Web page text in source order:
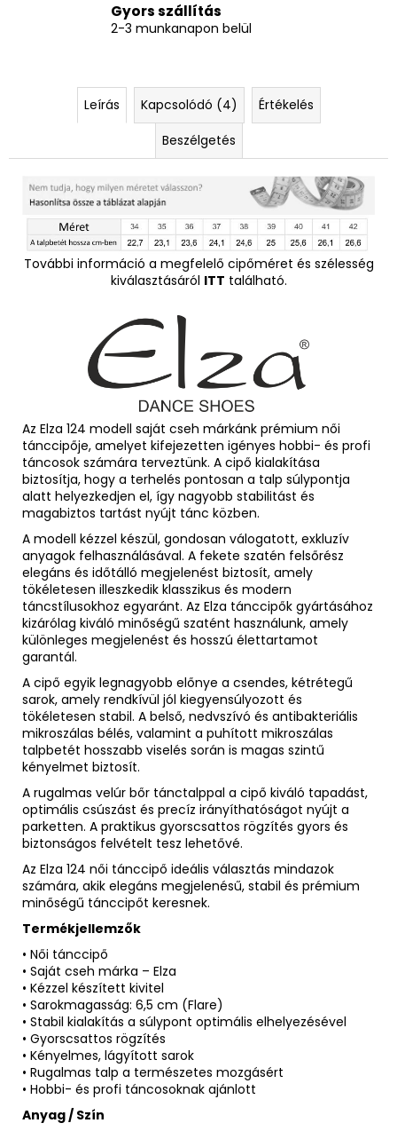
Gyors szállítás
2-3 munkanapon belül
Leírás Kapcsolódó (4)
Értékelés
Beszélgetés
További információ a megfelelő cipőméret és szélesség
kiválasztásáról ITT található.
Az Elza 124 modell saját cseh márkánk prémium női
tánccipője, amelyet kifejezetten igényes hobbi- és profi
táncosok számára terveztünk. A cipő kialakítása
biztosítja, hogy a terhelés pontosan a talp súlypontja
alatt helyezkedjen el, így nagyobb stabilitást és
magabiztos tartást nyújt tánc közben.
A modell kézzel készül, gondosan válogatott, exkluzív
anyagok felhasználásával. A fekete szatén felsőrész
elegáns és időtálló megjelenést biztosít, amely
tökéletesen illeszkedik klasszikus és modern
táncstílusokhoz egyaránt. Az Elza tánccipők gyártásához
kizárólag kiváló minőségű szatént használunk, amely
különleges megjelenést és hosszú élettartamot
garantál.
A cipő egyik legnagyobb előnye a csendes, kétrétegű
sarok, amely rendkívül jól kiegyensúlyozott és
tökéletesen stabil. A belső, nedvszívó és antibakteriális
mikroszálas bélés, valamint a puhított mikroszálas
talpbetét hosszabb viselés során is magas szintű
kényelmet biztosít.
A rugalmas velúr bőr tánctalppal a cipő kiváló tapadást,
optimális csúszást és precíz irányíthatóságot nyújt a
parketten. A praktikus gyorscsattos rögzítés gyors és
biztonságos felvételt tesz lehetővé.
Az Elza 124 női tánccipő ideális választás mindazok
számára, akik elegáns megjelenésű, stabil és prémium
minőségű tánccipőt keresnek.
Termékjellemzők
• Női tánccipő
• Saját cseh márka – Elza
• Kézzel készített kivitel
• Sarokmagasság: 6,5 cm (Flare)
• Stabil kialakítás a súlypont optimális elhelyezésével
• Gyorscsattos rögzítés
• Kényelmes, lágyított sarok
• Rugalmas talp a természetes mozgásért
• Hobbi- és profi táncosoknak ajánlott
Anyag / Szín